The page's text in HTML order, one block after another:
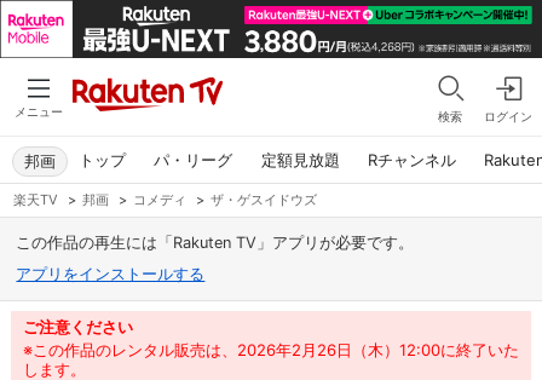
メニュー 検索 ログイン
トップ パ・リーグ 定額見放題 Rチャンネル
邦画
楽天TV > 邦画 > コメディ > ザ・ゲスイドウズ
この作品の再生には「Rakuten TV」アプリが必要です。
アプリをインストールする
ご注意ください
※この作品のレンタル販売は、2026年2月26日（木）12:00に終了いた
します。